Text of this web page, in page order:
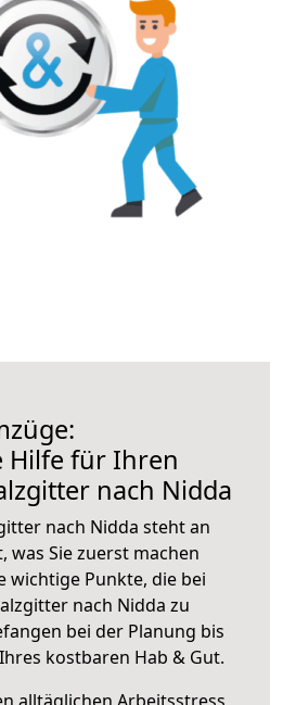
Hilfe für Ihren
nach Nidda
nach Nidda steht an
was Sie zuerst machen
wichtige Punkte, die bei
nach Nidda zu
bei der Planung bis
kostbaren Hab & Gut.